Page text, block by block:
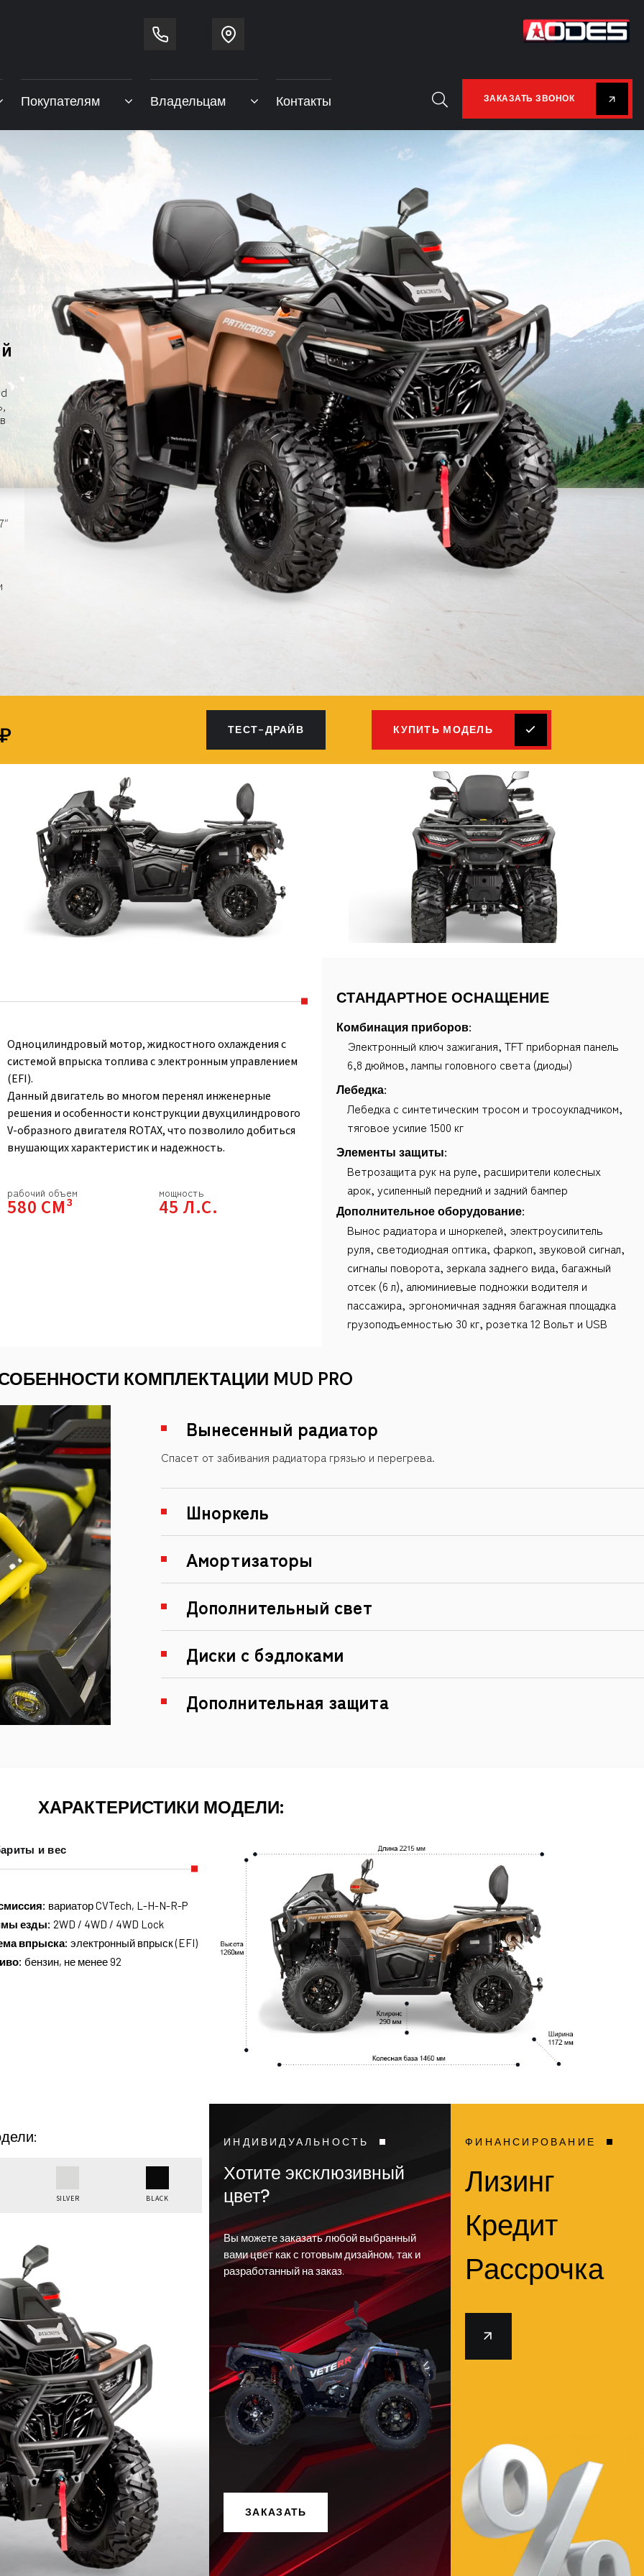
Покупателям Владельцам Контакты ЗАКАЗАТЬ ЗВОНОК
ТЕСТ-ДРАЙВ КУПИТЬ МОДЕЛЬ
Одноцилиндровый мотор, жидкостного охлаждения с
системой впрыска топлива с электронным управлением
(EFI).
Данный двигатель во многом перенял инженерные
решения и особенности конструкции двухцилиндрового
V-образного двигателя ROTAX, что позволило добиться
внушающих характеристик и надежность.
рабочий объем
580 СМ³
мощность
45 Л.С.
СТАНДАРТНОЕ ОСНАЩЕНИЕ
Комбинация приборов:
Электронный ключ зажигания, TFT приборная панель
6,8 дюймов, лампы головного света (диоды)
Лебедка:
Лебедка с синтетическим тросом и тросоукладчиком,
тяговое усилие 1500 кг
Элементы защиты:
Ветрозащита рук на руле, расширители колесных
арок, усиленный передний и задний бампер
Дополнительное оборудование:
Вынос радиатора и шноркелей, электроусилитель
руля, светодиодная оптика, фаркоп, звуковой сигнал,
сигналы поворота, зеркала заднего вида, багажный
отсек (6 л), алюминиевые подножки водителя и
пассажира, эргономичная задняя багажная площадка
грузоподъемностью 30 кг, розетка 12 Вольт и USB
КОМПЛЕКТАЦИИ MUD PRO
Вынесенный радиатор
Спасет от забивания радиатора грязью и перегрева.
Шноркель
Амортизаторы
Дополнительный свет
Диски с бэдлоками
Дополнительная защита
ХАРАКТЕРИСТИКИ МОДЕЛИ:
и вес
вариатор CVTech, L-H-N-R-P
езды: 2WD / 4WD / 4WD Lock
впрыска: электронный впрыск (EFI)
бензин, не менее 92
SILVER BLACK
ИНДИВИДУАЛЬНОСТЬ
Хотите эксклюзивный
цвет?
Вы можете заказать любой выбранный
вами цвет как с готовым дизайном, так и
разработанный на заказ.
ЗАКАЗАТЬ
ФИНАНСИРОВАНИЕ
Лизинг
Кредит
Рассрочка